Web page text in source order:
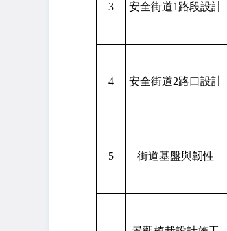
3 安全街道1路段設計
4 安全街道2路口設計
5 街道基盤與韌性